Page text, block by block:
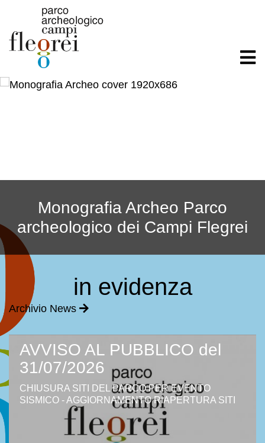
Monografia Archeo Parco
archeologico dei Campi Flegrei
in evidenza
Archivio News
AVVISO AL PUBBLICO del
31/07/2026
CHIUSURA SITI DEL PARCO PER EVENTO
SISMICO - AGGIORNAMENTO RIAPERTURA SITI